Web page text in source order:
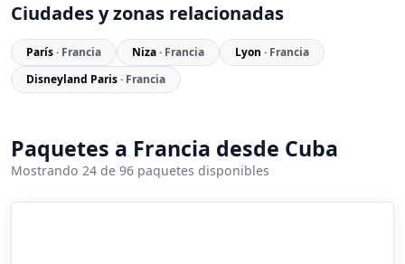
Ciudades y zonas relacionadas
París· Francia Niza· Francia Lyon · Francia
Disneyland Paris· Francia
Paquetes a Francia desde Cuba
Mostrando 24 de 96 paquetes disponibles